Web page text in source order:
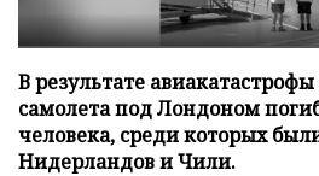
В результате
самолета под Лондоном
человека, среди которых
Нидерландов и Чили.